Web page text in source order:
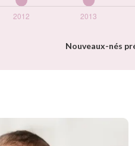
Nouveaux-nés